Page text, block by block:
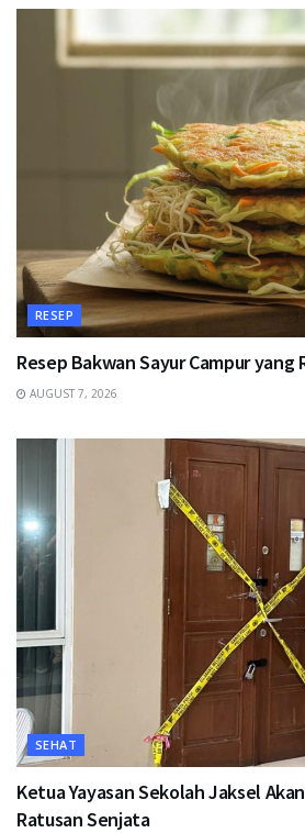
RESEP
Resep Bakwan Sayur Campur yang
AUGUST 7, 2026
SEHAT
Ketua Yayasan Sekolah Jaksel
Ratusan Senjata